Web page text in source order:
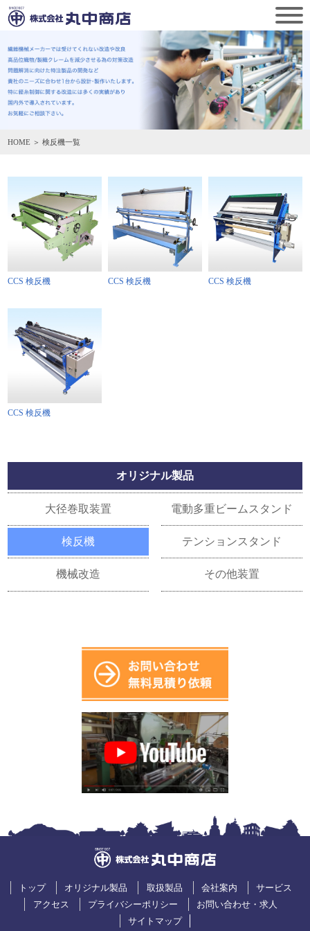
HOME ＞ 検反機一覧
CCS 検反機 CCS 検反機 CCS 検反機
CCS 検反機
オリジナル製品
大径巻取装置 電動多重ビームスタンド
検反機 テンションスタンド
機械改造 その他装置
トップ オリジナル製品 取扱製品 会社案内
サービス
アクセス
プライバシーポリシー
お問い合わせ・求人
サイトマップ